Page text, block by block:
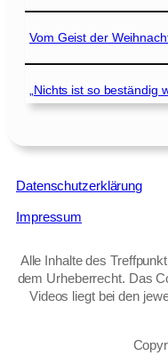
Vom Geist der
„Nichts ist so beständig
Datenschutzerklärung
Impressum
Alle Inhalte des
dem Urheberrecht. Das
Videos liegt bei den